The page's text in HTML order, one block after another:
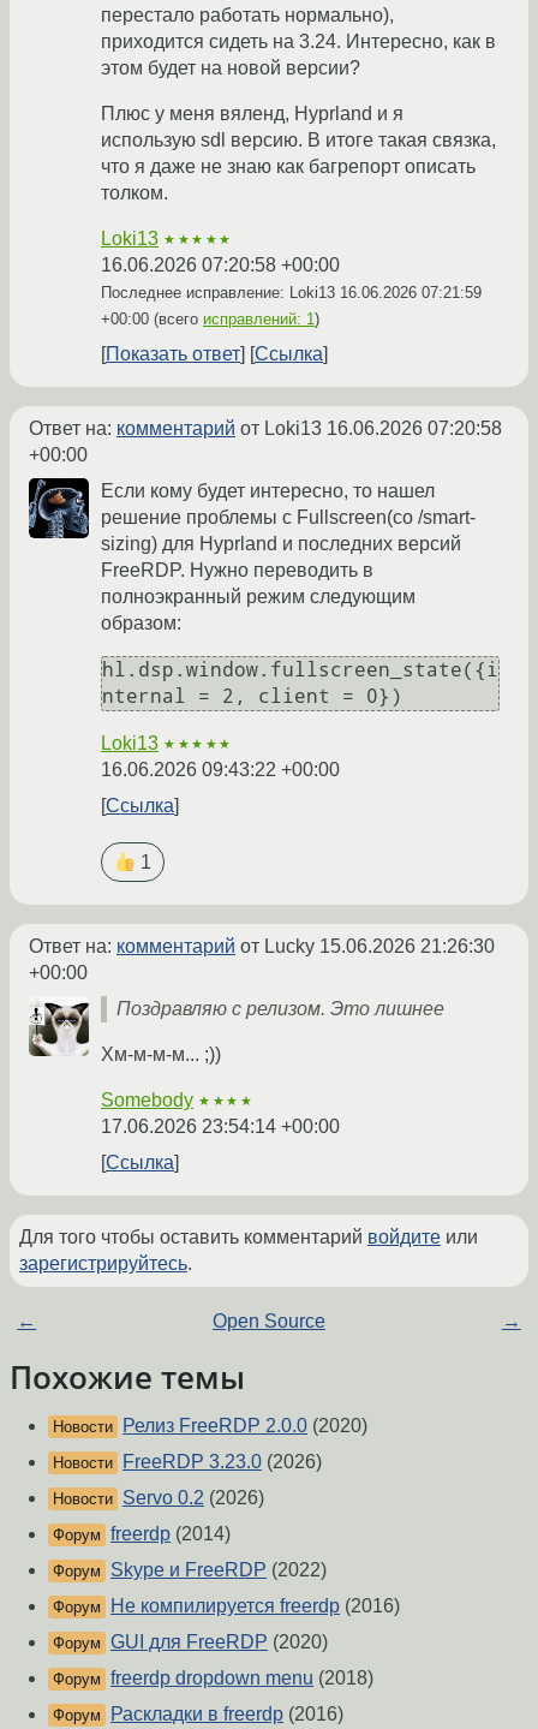
перестало работать нормально),
приходится сидеть на 3.24. Интересно, как в
этом будет на новой версии?
Плюс у меня вяленд, Hyprland и я
использую sdl версию. В итоге такая связка,
что я даже не знаю как багрепорт описать
толком.
Loki13 ★★★★★
16.06.2026 07:20:58 +00:00
Последнее исправление: Loki13 16.06.2026 07:21:59
+00:00 (всего исправлений: 1)
Показать ответ Ссылка
Ответ на: комментарий от Loki13 16.06.2026 07:20:58
+00:00
Если кому будет интересно, то нашел
решение проблемы с Fullscreen(со /smart-
sizing) для Hyprland и последних версий
FreeRDP. Нужно переводить в
полноэкранный режим следующим
образом:
hl.dsp.window.fullscreen_state({i
nternal = 2, client = 0})
Loki13 ★★★★★
16.06.2026 09:43:22 +00:00
Ссылка
1
Ответ на: комментарий от Lucky 15.06.2026 21:26:30
+00:00
Поздравляю с релизом. Это лишнее
Хм-м-м-м... ;))
Somebody ★★★★
17.06.2026 23:54:14 +00:00
Ссылка
Для того чтобы оставить комментарий войдите или
зарегистрируйтесь.
← Open Source →
Похожие темы
Новости Релиз FreeRDP 2.0.0 (2020)
Новости FreeRDP 3.23.0 (2026)
Новости Servo 0.2 (2026)
Форум freerdp (2014)
Форум Skype и FreeRDP (2022)
Форум Не компилируется freerdp (2016)
Форум GUI для FreeRDP (2020)
Форум freerdp dropdown menu (2018)
Форум Раскладки в freerdp (2016)